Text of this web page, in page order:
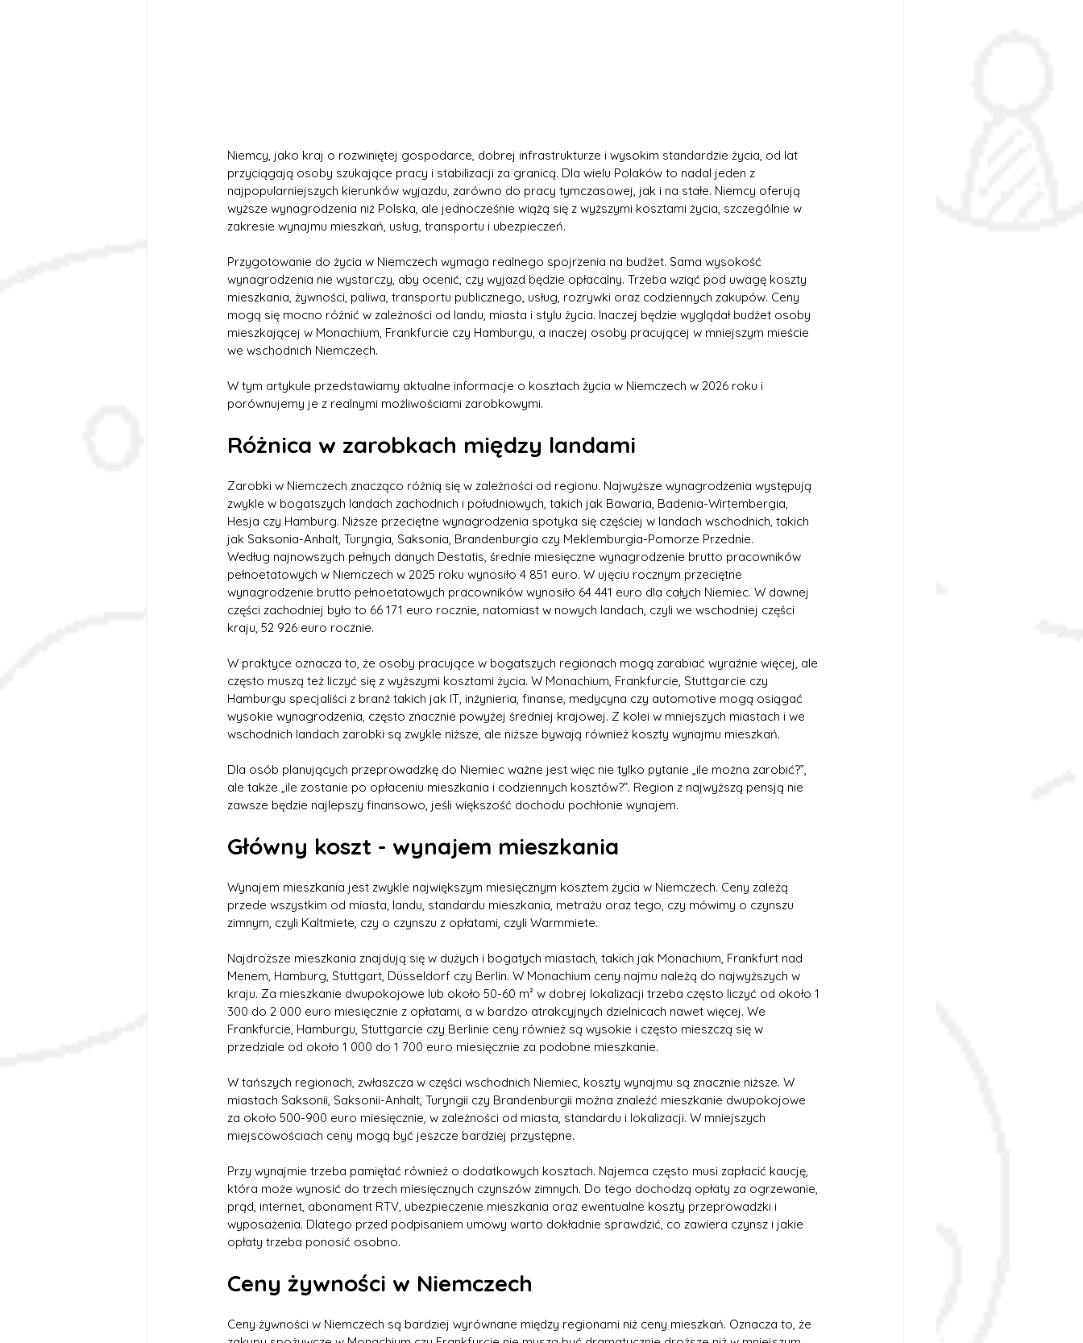
Niemcy, jako kraj o rozwiniętej gospodarce, dobrej infrastrukturze i wysokim standardzie życia, od lat
przyciągają osoby szukające pracy i stabilizacji za granicą. Dla wielu Polaków to nadal jeden z
najpopularniejszych kierunków wyjazdu, zarówno do pracy tymczasowej, jak i na stałe. Niemcy oferują
wyższe wynagrodzenia niż Polska, ale jednocześnie wiążą się z wyższymi kosztami życia, szczególnie w
zakresie wynajmu mieszkań, usług, transportu i ubezpieczeń.
Przygotowanie do życia w Niemczech wymaga realnego spojrzenia na budżet. Sama wysokość
wynagrodzenia nie wystarczy, aby ocenić, czy wyjazd będzie opłacalny. Trzeba wziąć pod uwagę koszty
mieszkania, żywności, paliwa, transportu publicznego, usług, rozrywki oraz codziennych zakupów. Ceny
mogą się mocno różnić w zależności od landu, miasta i stylu życia. Inaczej będzie wyglądał budżet osoby
mieszkającej w Monachium, Frankfurcie czy Hamburgu, a inaczej osoby pracującej w mniejszym mieście
we wschodnich Niemczech.
W tym artykule przedstawiamy aktualne informacje o kosztach życia w Niemczech w 2026 roku i
porównujemy je z realnymi możliwościami zarobkowymi.
Różnica w zarobkach między landami
Zarobki w Niemczech znacząco różnią się w zależności od regionu. Najwyższe wynagrodzenia występują
zwykle w bogatszych landach zachodnich i południowych, takich jak Bawaria, Badenia-Wirtembergia,
Hesja czy Hamburg. Niższe przeciętne wynagrodzenia spotyka się częściej w landach wschodnich, takich
jak Saksonia-Anhalt, Turyngia, Saksonia, Brandenburgia czy Meklemburgia-Pomorze Przednie.
Według najnowszych pełnych danych Destatis, średnie miesięczne wynagrodzenie brutto pracowników
pełnoetatowych w Niemczech w 2025 roku wynosiło 4 851 euro. W ujęciu rocznym przeciętne
wynagrodzenie brutto pełnoetatowych pracowników wynosiło 64 441 euro dla całych Niemiec. W dawnej
części zachodniej było to 66 171 euro rocznie, natomiast w nowych landach, czyli we wschodniej części
kraju, 52 926 euro rocznie.
W praktyce oznacza to, że osoby pracujące w bogatszych regionach mogą zarabiać wyraźnie więcej, ale
często muszą też liczyć się z wyższymi kosztami życia. W Monachium, Frankfurcie, Stuttgarcie czy
Hamburgu specjaliści z branż takich jak IT, inżynieria, finanse, medycyna czy automotive mogą osiągać
wysokie wynagrodzenia, często znacznie powyżej średniej krajowej. Z kolei w mniejszych miastach i we
wschodnich landach zarobki są zwykle niższe, ale niższe bywają również koszty wynajmu mieszkań.
Dla osób planujących przeprowadzkę do Niemiec ważne jest więc nie tylko pytanie „ile można zarobić?”,
ale także „ile zostanie po opłaceniu mieszkania i codziennych kosztów?”. Region z najwyższą pensją nie
zawsze będzie najlepszy finansowo, jeśli większość dochodu pochłonie wynajem.
Główny koszt - wynajem mieszkania
Wynajem mieszkania jest zwykle największym miesięcznym kosztem życia w Niemczech. Ceny zależą
przede wszystkim od miasta, landu, standardu mieszkania, metrażu oraz tego, czy mówimy o czynszu
zimnym, czyli Kaltmiete, czy o czynszu z opłatami, czyli Warmmiete.
Najdroższe mieszkania znajdują się w dużych i bogatych miastach, takich jak Monachium, Frankfurt nad
Menem, Hamburg, Stuttgart, Düsseldorf czy Berlin. W Monachium ceny najmu należą do najwyższych w
kraju. Za mieszkanie dwupokojowe lub około 50-60 m² w dobrej lokalizacji trzeba często liczyć od około 1
300 do 2 000 euro miesięcznie z opłatami, a w bardzo atrakcyjnych dzielnicach nawet więcej. We
Frankfurcie, Hamburgu, Stuttgarcie czy Berlinie ceny również są wysokie i często mieszczą się w
przedziale od około 1 000 do 1 700 euro miesięcznie za podobne mieszkanie.
W tańszych regionach, zwłaszcza w części wschodnich Niemiec, koszty wynajmu są znacznie niższe. W
miastach Saksonii, Saksonii-Anhalt, Turyngii czy Brandenburgii można znaleźć mieszkanie dwupokojowe
za około 500-900 euro miesięcznie, w zależności od miasta, standardu i lokalizacji. W mniejszych
miejscowościach ceny mogą być jeszcze bardziej przystępne.
Przy wynajmie trzeba pamiętać również o dodatkowych kosztach. Najemca często musi zapłacić kaucję,
która może wynosić do trzech miesięcznych czynszów zimnych. Do tego dochodzą opłaty za ogrzewanie,
prąd, internet, abonament RTV, ubezpieczenie mieszkania oraz ewentualne koszty przeprowadzki i
wyposażenia. Dlatego przed podpisaniem umowy warto dokładnie sprawdzić, co zawiera czynsz i jakie
opłaty trzeba ponosić osobno.
Ceny żywności w Niemczech
Ceny żywności w Niemczech są bardziej wyrównane między regionami niż ceny mieszkań. Oznacza to, że